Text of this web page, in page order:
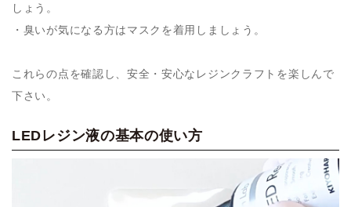
しょう。
・臭いが気になる方はマスクを着用しましょう。
これらの点を確認し、安全・安心なレジンクラフトを楽しんで
下さい。
LEDレジン液の基本の使い方